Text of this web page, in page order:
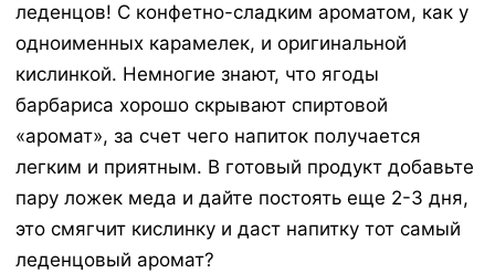
леденцов! С конфетно-сладким ароматом, как у
одноименных карамелек, и оригинальной
кислинкой. Немногие знают, что ягоды
барбариса хорошо скрывают спиртовой
«аромат», за счет чего напиток получается
легким и приятным. В готовый продукт добавьте
пару ложек меда и дайте постоять еще 2-3 дня,
это смягчит кислинку и даст напитку тот самый
леденцовый аромат?